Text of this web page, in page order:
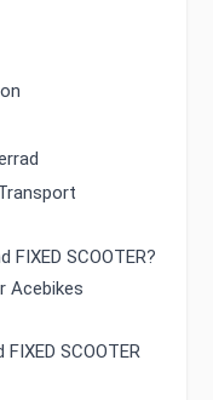
SCOOTER?
Acebikes
SCOOTER